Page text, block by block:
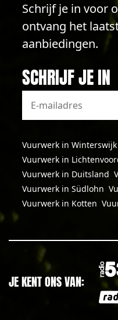
Schrijf je in voor
ontvang het
aanbiedingen.
SCHRIJF JE IN
Vuurwerk in Winterswijk
Vuurwerk in
Vuurwerk in Duitsland
Vuurwerk in Südlohn
Vuurwerk in Kotten
JE KENT ONS VAN: